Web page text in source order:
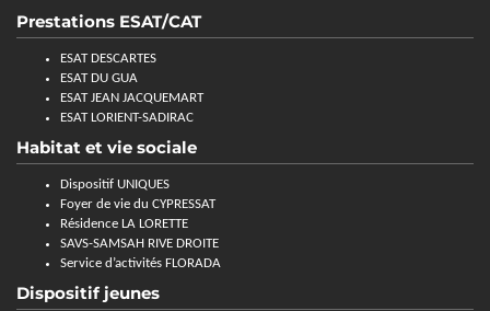
Prestations ESAT/CAT
ESAT DESCARTES
ESAT DU GUA
ESAT JEAN JACQUEMART
ESAT LORIENT-SADIRAC
Habitat et vie sociale
Dispositif UNIQUES
Foyer de vie du CYPRESSAT
Résidence LA LORETTE
SAVS-SAMSAH RIVE DROITE
Service d’activités FLORADA
Dispositif jeunes